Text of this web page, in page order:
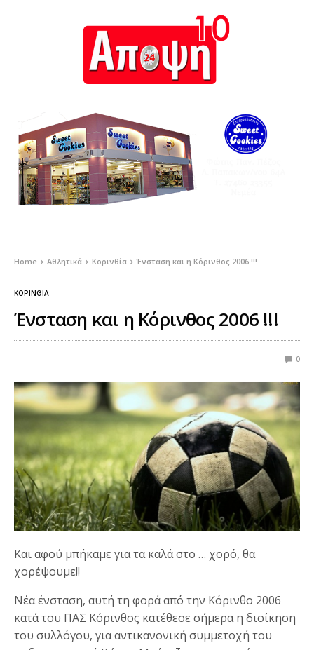
Home Αθλητικά Κορινθία Ένσταση και η Κόρινθος 2006 !!!
ΚΟΡΙΝΘΊΑ
Ένσταση και η Κόρινθος 2006 !!!
0
Και αφού μπήκαμε για τα καλά στο … χορό, θα
χορέψουμε!!
Νέα ένσταση, αυτή τη φορά από την Κόρινθο 2006
κατά του ΠΑΣ Κόρινθος κατέθεσε σήμερα η διοίκηση
του συλλόγου, για αντικανονική συμμετοχή του